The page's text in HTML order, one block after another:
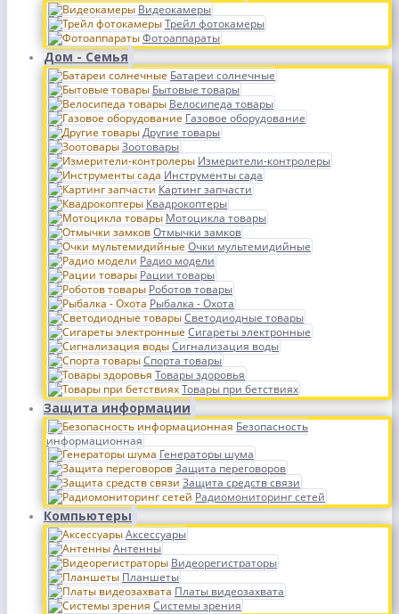
Видеокамеры
Трейл фотокамеры
Фотоаппараты
Дом - Семья
Батареи солнечные
Бытовые товары
Велосипеда товары
Газовое оборудование
Другие товары
Зоотовары
Измерители-контролеры
Инструменты сада
Картинг запчасти
Квадрокоптеры
Мотоцикла товары
Отмычки замков
Очки мультемидийные
Радио модели
Рации товары
Роботов товары
Рыбалка - Охота
Светодиодные товары
Сигареты электронные
Сигнализация воды
Спорта товары
Товары здоровья
Товары при бетствиях
Защита информации
Безопасность
информационная
Генераторы шума
Защита переговоров
Защита средств связи
Радиомониторинг сетей
Компьютеры
Аксессуары
Антенны
Видеорегистраторы
Планшеты
Платы видеозахвата
Системы зрения